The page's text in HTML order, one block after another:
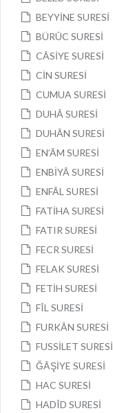
BEYYİNE SURESİ
BÜRÛC SURESİ
CÂSİYE SURESİ
CİN SURESİ
CUMUA SURESİ
DUHÂ SURESİ
DUHÂN SURESİ
EN’ÂM SURESİ
ENBİYÂ SURESİ
ENFÂL SURESİ
FATİHA SURESİ
FATIR SURESİ
FECR SURESİ
FELAK SURESİ
FETİH SURESİ
FÎL SURESİ
FURKÂN SURESİ
FUSSİLET SURESİ
ĞÂŞİYE SURESİ
HAC SURESİ
HADÎD SURESİ